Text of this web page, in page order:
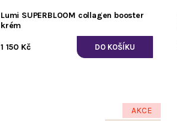
Lumi SUPERBLOOM collagen booster
krém
1 150 Kč
AKCE